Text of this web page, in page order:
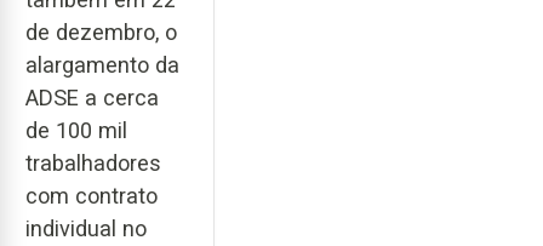
de dezembro, o
alargamento da
ADSE a cerca
de 100 mil
trabalhadores
com contrato
individual no